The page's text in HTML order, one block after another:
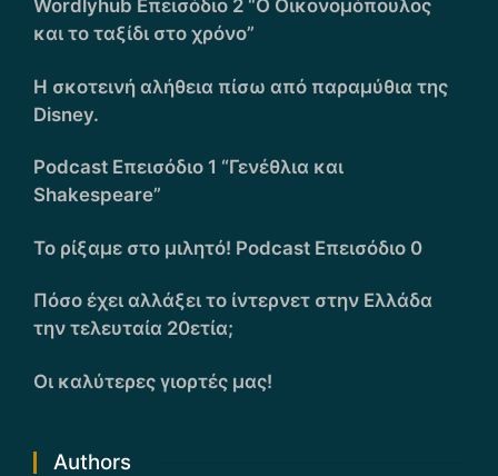
Wordlyhub Επεισόδιο 2 “Ο Οικονομόπουλος
και το ταξίδι στο χρόνο”
Η σκοτεινή αλήθεια πίσω από παραμύθια της
Disney.
Podcast Επεισόδιο 1 “Γενέθλια και
Shakespeare”
Το ρίξαμε στο μιλητό! Podcast Επεισόδιο 0
Πόσο έχει αλλάξει το ίντερνετ στην Ελλάδα
την τελευταία 20ετία;
Οι καλύτερες γιορτές μας!
Authors